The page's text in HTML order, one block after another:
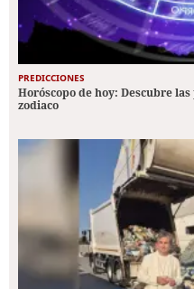
PREDICCIONES
Horóscopo de hoy: Descubre
zodiaco